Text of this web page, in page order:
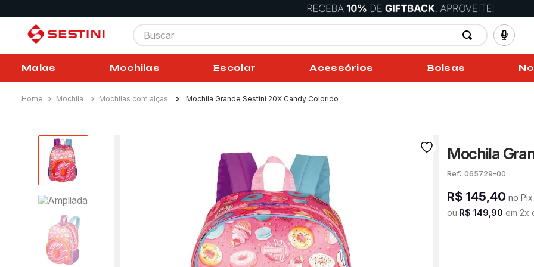
Buscar
Malas Mochilas Escolar Acessórios Bolsas
Mochila Mochilas com alças Mochila Grande Sestini 20X Candy Colorido
Mochila
: 065729-00
R$ 145,40 no Pix
ou R$ 149 90 em 2x